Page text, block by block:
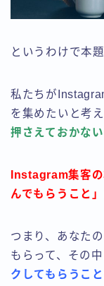
というわけで本
私たちが
を集めたいと考
押さえておかな
Instagram集客
んでもらうこと」
つまり、あなた
もらって、その
クしてもらうこ